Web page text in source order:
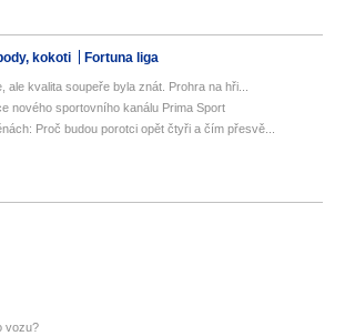
kokoti Fortuna liga
ale kvalita soupeře byla znát. Prohra na hři...
nového sportovního kanálu Prima Sport
Proč budou porotci opět čtyři a čím přesvě...
vozu?